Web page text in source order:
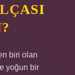
biri olan
yoğun bir